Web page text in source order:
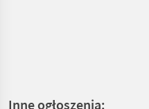
Inne ogłoszenia: